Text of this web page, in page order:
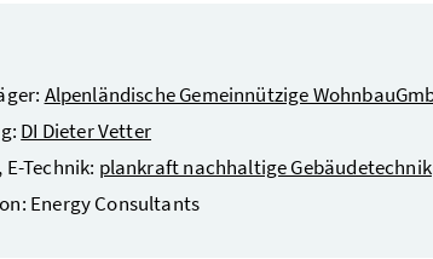
Alpenländische Gemeinnützige
DI Dieter Vetter
Technik: plankraft nachhaltige Gebäudetechnik
Energy Consultants